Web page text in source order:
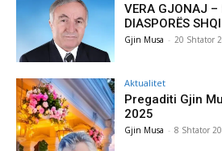
VERA GJONAJ –
DIASPORËS
Gjin Musa - 20 Shtator
Aktualitet
Pregaditi Gjin
2025
Gjin Musa - 8 Shtator